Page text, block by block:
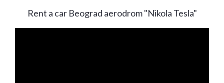
Rent a car Beograd aerodrom "Nikola Tesla"